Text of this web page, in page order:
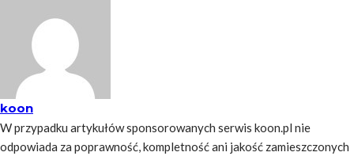
koon
W przypadku artykułów sponsorowanych serwis koon.pl nie
odpowiada za poprawność, kompletność ani jakość zamieszczonych